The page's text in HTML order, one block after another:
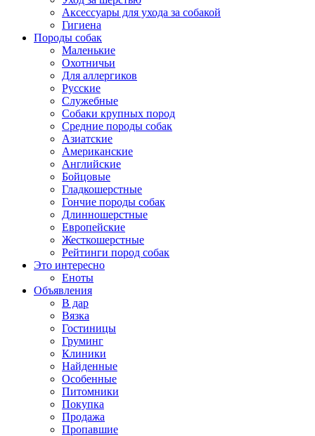
Аксессуары для ухода за собакой
Гигиена
Породы собак
Маленькие
Охотничьи
Для аллергиков
Русские
Служебные
Собаки крупных пород
Средние породы собак
Азиатские
Американские
Английские
Бойцовые
Гладкошерстные
Гончие породы собак
Длинношерстные
Европейские
Жесткошерстные
Рейтинги пород собак
Это интересно
Еноты
Объявления
В дар
Вязка
Гостиницы
Груминг
Клиники
Найденные
Особенные
Питомники
Покупка
Продажа
Пропавшие